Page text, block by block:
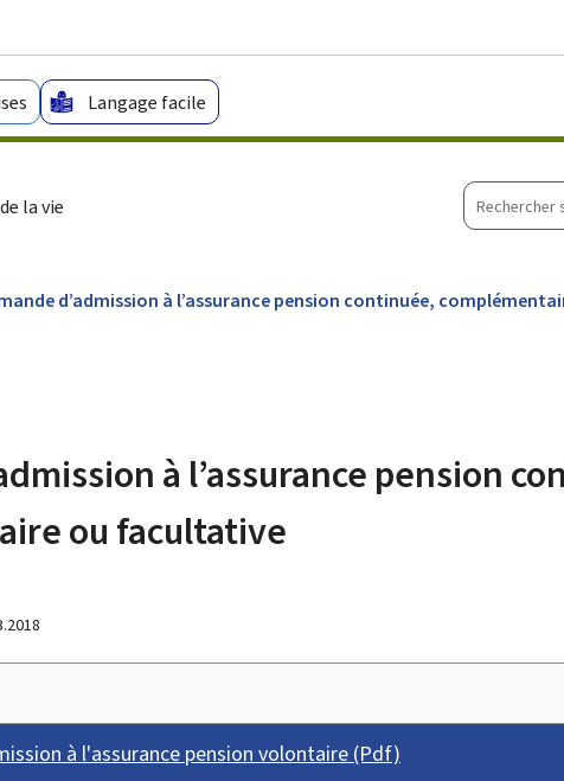
Langage facile
la vie
sur
site
d’admission à l’assurance pension continuée,
à l’assurance pension
ou facultative
à l'assurance pension volontaire (Pdf)